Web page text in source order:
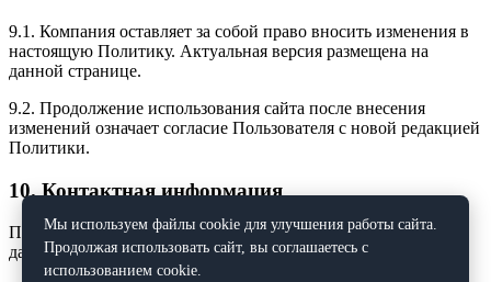
9.1. Компания оставляет за собой право вносить изменения в
настоящую Политику. Актуальная версия размещена на
данной странице.
9.2. Продолжение использования сайта после внесения
изменений означает согласие Пользователя с новой редакцией
Политики.
10. Контактная информация
По всем вопросам, связанным с обработкой персональных
данных, обращайтесь:
Мы используем файлы cookie для улучшения работы сайта.
Продолжая использовать сайт, вы соглашаетесь с
использованием cookie.